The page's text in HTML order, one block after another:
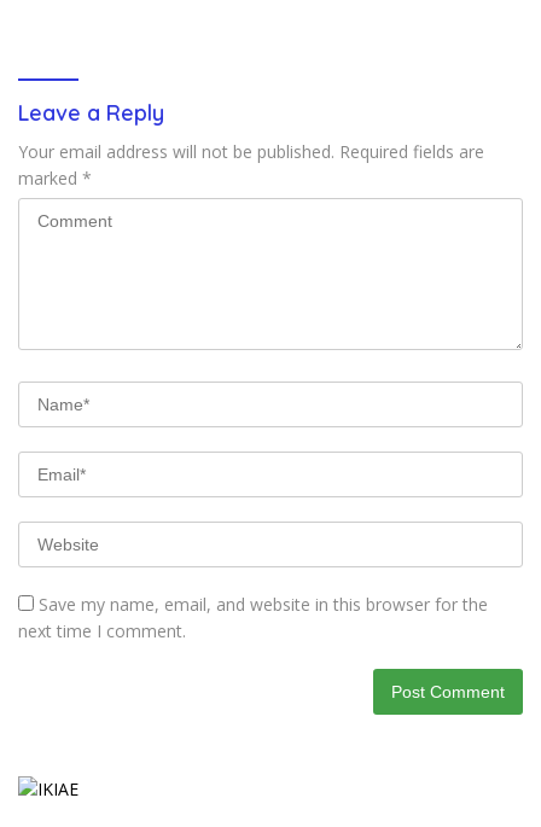
Leave a Reply
Your email address will not be published. Required fields are
marked *
Save my name, email, and website in this browser for the
next time I comment.